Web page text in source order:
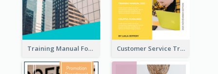
Training Manual For New Employee Customer Service Training Manual